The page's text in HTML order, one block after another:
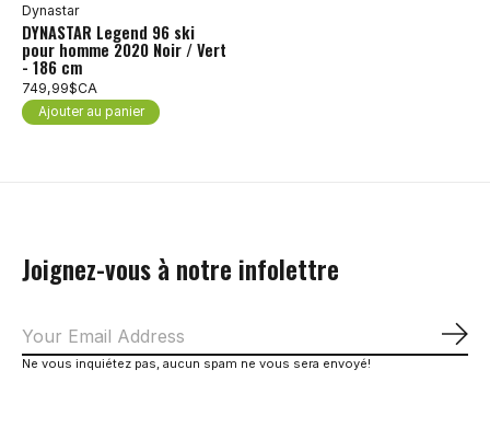
Dynastar
DYNASTAR Legend 96 ski
pour homme 2020 Noir / Vert
- 186 cm
749,99$CA
Ajouter au panier
Joignez-vous à notre infolettre
Ne vous inquiétez pas, aucun spam ne vous sera envoyé!